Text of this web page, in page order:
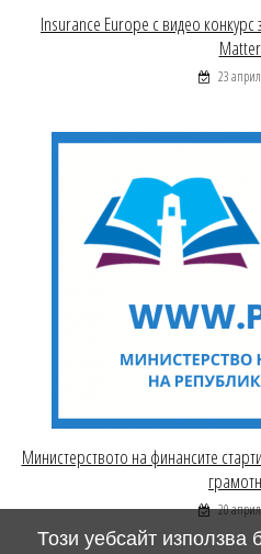
Insurance Europe с видео
23
Министерството на финансите
20
Този уебсайт използва